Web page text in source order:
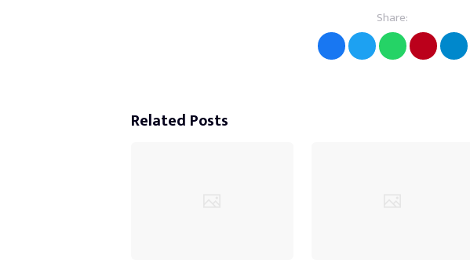
Share:
Related Posts